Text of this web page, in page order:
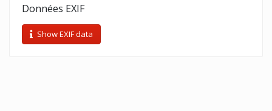
Données EXIF
Show EXIF data